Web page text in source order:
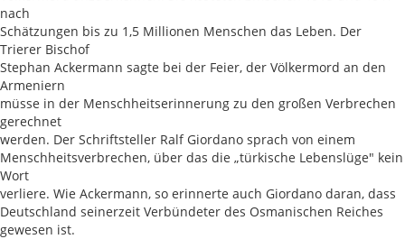
nach
Schätzungen bis zu 1,5 Millionen Menschen das Leben. Der
Trierer Bischof
Stephan Ackermann sagte bei der Feier, der Völkermord an den
Armeniern
müsse in der Menschheitserinnerung zu den großen Verbrechen
gerechnet
werden. Der Schriftsteller Ralf Giordano sprach von einem
Menschheitsverbrechen, über das die „türkische Lebenslüge" kein
Wort
verliere. Wie Ackermann, so erinnerte auch Giordano daran, dass
Deutschland seinerzeit Verbündeter des Osmanischen Reiches
gewesen ist.